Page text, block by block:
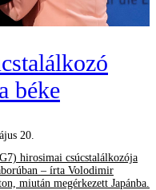
béke
20.
hirosimai csúcstalálkozója
– írta Volodimir
miután megérkezett Japánba.